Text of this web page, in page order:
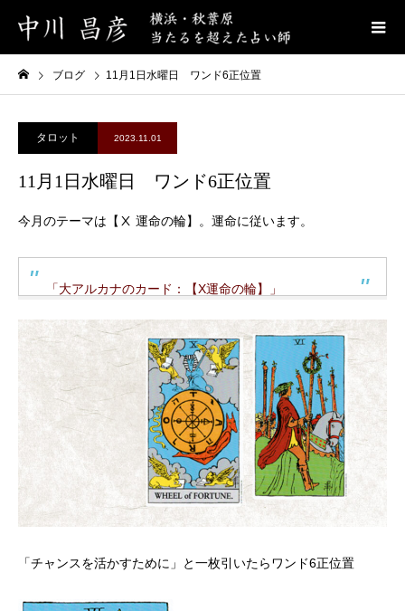
ブログ 11月1日水曜日 ワンド6正位置
タロット 2023.11.01
11月1日水曜日 ワンド6正位置
今月のテーマは【Ⅹ 運命の輪】。運命に従います。
「大アルカナのカード：【X運命の輪】」
「チャンスを活かすために」と一枚引いたらワンド6正位置